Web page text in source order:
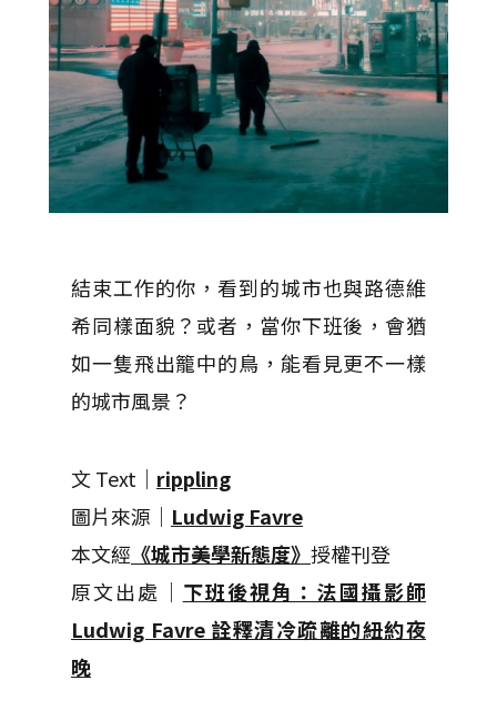
結束工作的你，看到的城市也與路德維
希同樣面貌？或者，當你下班後，會猶
如一隻飛出籠中的鳥，能看見更不一樣
的城市風景？
文 Text｜ rippling
圖片來源｜ Ludwig Favre
本文經 《城市美學新態度》 授權刊登
原文出處｜ 下班後視角：法國攝影師
Ludwig Favre 詮釋清冷疏離的紐約夜
晚